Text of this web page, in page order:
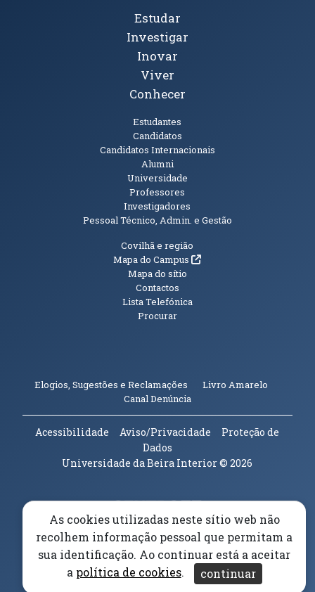
Tópicos Principais
Estudar
Investigar
Inovar
Viver
Conhecer
Estudantes
Candidatos
Candidatos Internacionais
Alumni
Universidade
Professores
Investigadores
Pessoal Técnico, Admin. e Gestão
Informações Adicionais
Covilhã e região
Mapa do Campus(abre em nova janela)
Mapa do sítio
Contactos
Lista Telefónica
Procurar
Elogios, Sugestões e Reclamações Livro Amarelo
Canal Denúncia(abre em nova janela)
Acessibilidade Aviso/Privacidade
Proteção de
Dados
Universidade da Beira Interior© 2026
Parceiros e Financiadores(abre em nova janela)
(abre em nova janela)
(abre em nova janela)
As cookies utilizadas neste sítio web não
recolhem informação pessoal que permitam a
sua identificação. Ao continuar está a aceitar
a política de cookies. continuar